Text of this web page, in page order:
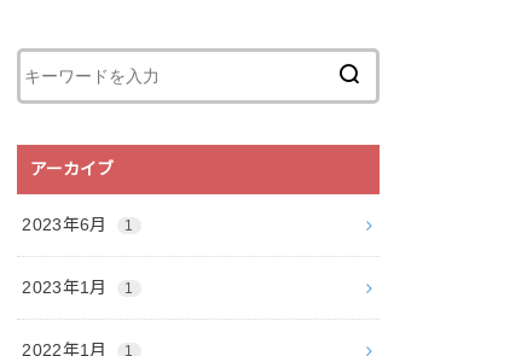
アーカイブ
2023年6月 1
2023年1月 1
2022年1月 1